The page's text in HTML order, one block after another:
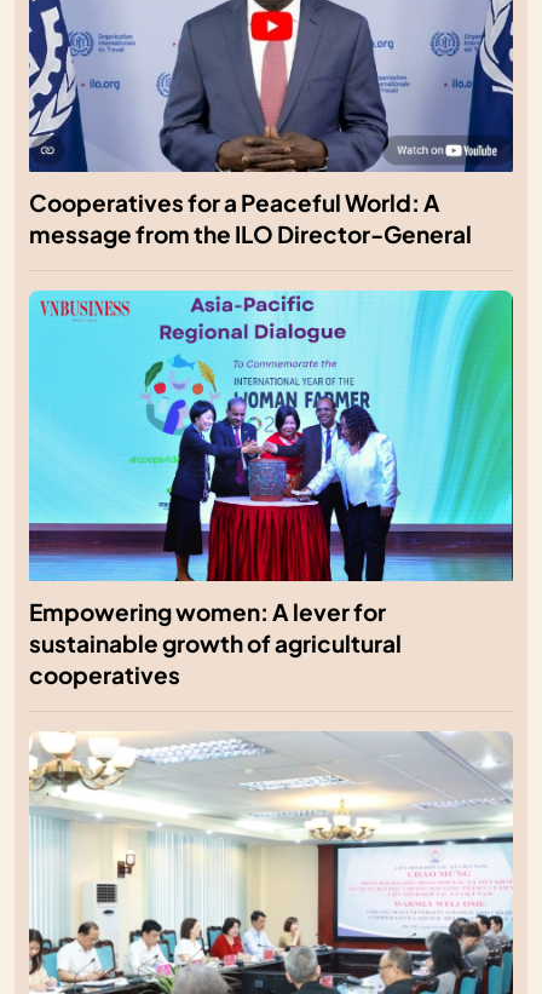
Cooperatives for a Peaceful World: A
message from the ILO Director-General
Empowering women: A lever for
sustainable growth of agricultural
cooperatives